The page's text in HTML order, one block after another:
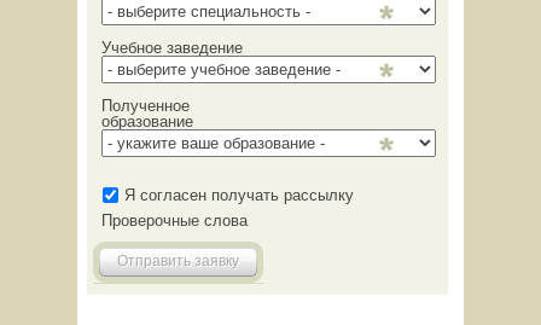
Учебное заведение
Полученное
образование
Я согласен получать рассылку
Проверочные слова
Отправить заявку